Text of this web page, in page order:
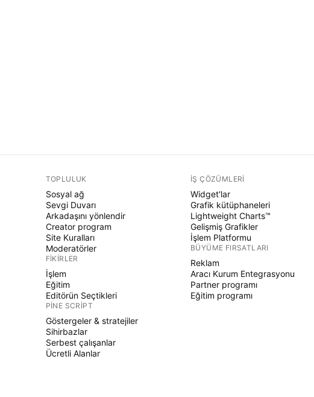
TOPLULUK
Sosyal ağ
Sevgi Duvarı
Arkadaşını yönlendir
Creator program
Site Kuralları
Moderatörler
FIKIRLER
İşlem
Eğitim
Editörün Seçtikleri
PINE SCRIPT
Göstergeler & stratejiler
Sihirbazlar
Serbest çalışanlar
Ücretli Alanlar
İŞ ÇÖZÜMLERI
Widget'lar
Grafik kütüphaneleri
Lightweight Charts™
Gelişmiş Grafikler
İşlem Platformu
BÜYÜME FIRSATLARI
Reklam
Aracı Kurum Entegrasyonu
Partner programı
Eğitim programı